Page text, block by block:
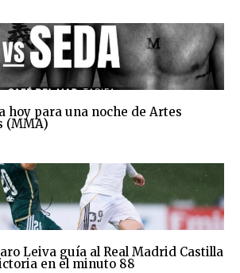
hoy para una noche de Artes
(MMA)
Leiva guía al Real Madrid Castilla
en el minuto 88